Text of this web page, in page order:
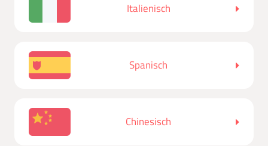
Italienisch
Spanisch
Chinesisch